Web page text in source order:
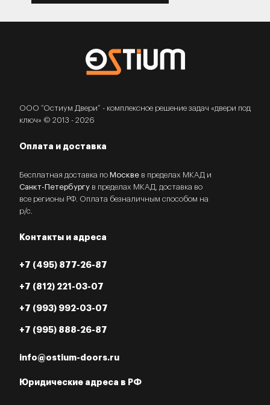
ООО “Остиум Двери” - комплексное решение задач «двери под
ключ» © 2013 - 2026
Оплата и доставка
Бесплатная доставка по Москве в пределах МКАД и
Санкт-Петербургу в пределах МКАД, доставка во
все регионы РФ. Оплата безналичным способом на
р/с.
Контакты и адреса
+7 (495) 877-26-87
+7 (812) 221-03-07
+7 (993) 992-03-07
+7 (995) 888-26-87
info@ostium-doors.ru
Юридические адреса в РФ